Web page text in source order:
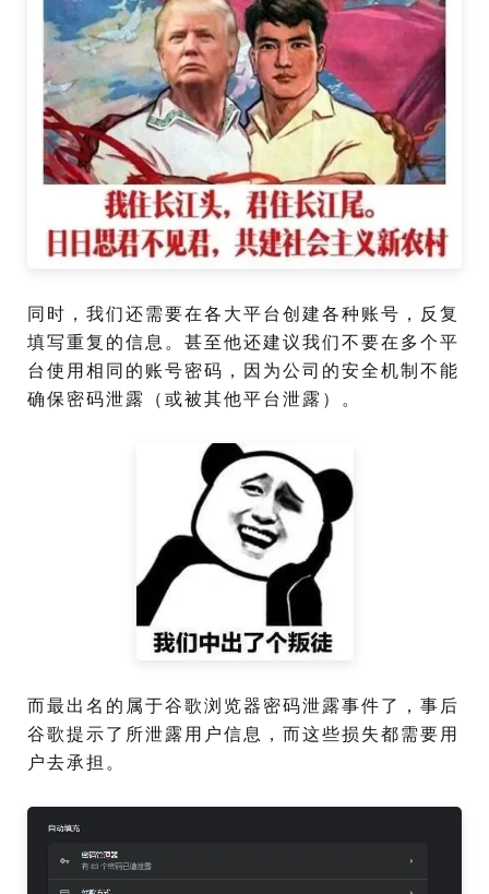
同时，我们还需要在各大平台创建各种账号，反复
填写重复的信息。甚至他还建议我们不要在多个平
台使用相同的账号密码，因为公司的安全机制不能
确保密码泄露（或被其他平台泄露）。
而最出名的属于谷歌浏览器密码泄露事件了，事后
谷歌提示了所泄露用户信息，而这些损失都需要用
户去承担。